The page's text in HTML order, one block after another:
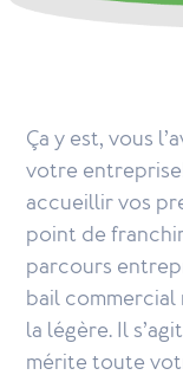
Ça y est, vous
votre
accueillir vos
point de
parcours
bail commercial
la légère. Il
mérite toute